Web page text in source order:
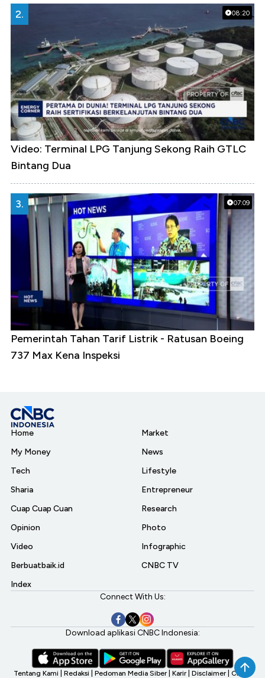
08:20
2.
Video: Terminal LPG Tanjung Sekong Raih GTLC
Bintang Dua
07:09
3.
Pemerintah Tahan Tarif Listrik - Ratusan Boeing
737 Max Kena Inspeksi
Home
My Money
Tech
Sharia
Cuap Cuap Cuan
Opinion
Video
Berbuatbaik.id
Index
Market
News
Lifestyle
Entrepreneur
Research
Photo
Infographic
CNBC TV
Connect With Us:
Download aplikasi CNBC Indonesia:
Tentang Kami Redaksi Pedoman Media Siber Karir Disclaimer CNBC